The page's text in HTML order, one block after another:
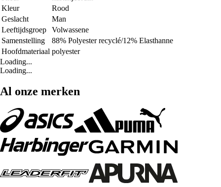
Kleur
Rood
Geslacht
Man
Leeftijdsgroep
Volwassene
Samenstelling
88% Polyester recyclé/12% Elasthanne
Hoofdmateriaal polyester
Loading...
Loading...
Al onze merken